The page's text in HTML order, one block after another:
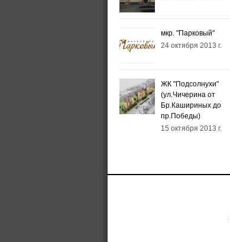
мкр. "Парковый"
24 октября 2013 г.
ЖК "Подсолнухи"
(ул.Чичерина от
Бр.Кашириных до
пр.Победы)
15 октября 2013 г.